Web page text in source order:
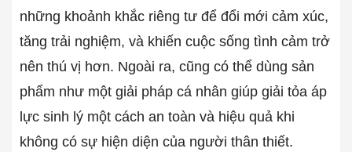
những khoảnh khắc riêng tư để đổi mới cảm xúc,
tăng trải nghiệm, và khiến cuộc sống tình cảm trở
nên thú vị hơn. Ngoài ra, cũng có thể dùng sản
phẩm như một giải pháp cá nhân giúp giải tỏa áp
lực sinh lý một cách an toàn và hiệu quả khi
không có sự hiện diện của người thân thiết.